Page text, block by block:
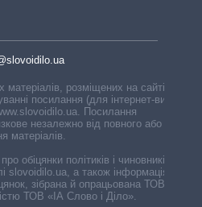
розміщених на сайті,
посилання (для інтернет-видань
Посилання
незалежно від повного або
матеріалів.
обіцянки політиків і чиновників,
slovoidilo.ua, а також інформація про
зібрана й опрацьована ТОВ «ІА
ТОВ «ІА Слово і Діло».